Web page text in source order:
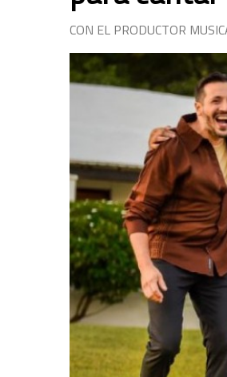
CON EL PRODUCTOR